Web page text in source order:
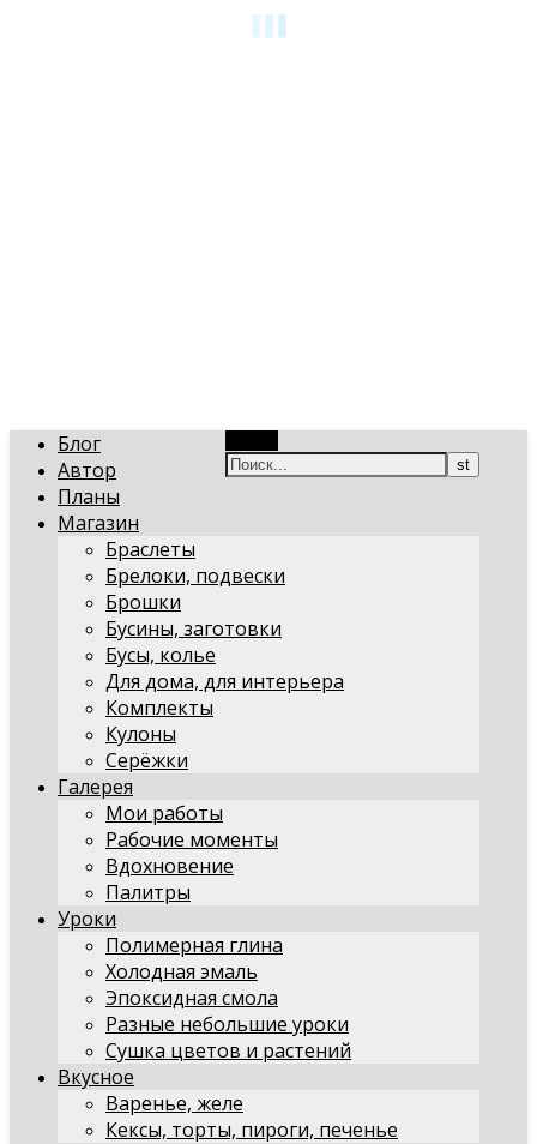
Блог
Автор
Планы
Магазин
Браслеты
Брелоки, подвески
Брошки
Бусины, заготовки
Бусы, колье
Для дома, для интерьера
Комплекты
Кулоны
Серёжки
Галерея
Мои работы
Рабочие моменты
Вдохновение
Палитры
Уроки
Полимерная глина
Холодная эмаль
Эпоксидная смола
Разные небольшие уроки
Сушка цветов и растений
Вкусное
Варенье, желе
Кексы, торты, пироги, печенье